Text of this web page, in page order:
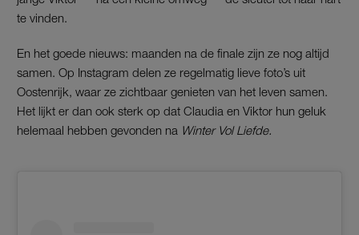
te vinden.
En het goede nieuws: maanden na de finale zijn ze nog altijd
samen. Op Instagram delen ze regelmatig lieve foto’s uit
Oostenrijk, waar ze zichtbaar genieten van het leven samen.
Het lijkt er dan ook sterk op dat Claudia en Viktor hun geluk
helemaal hebben gevonden na Winter Vol Liefde.